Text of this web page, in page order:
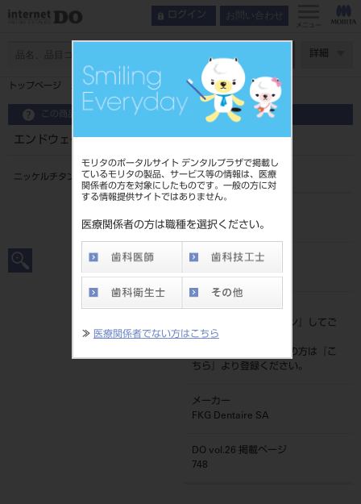
モリタのポータルサイト デンタルプラザで掲載し
ているモリタの製品、サービス等の情報は、医療
関係者の方を対象にしたものです。一般の方に対
する情報提供サイトではありません。
医療関係者の方は職種を選択ください。
≫ 医療関係者でない方はこちら
ログイン お問い合わせ
メニュー
詳細
トップページ エンドウェーブ 02テーパー 25㎜ #40
この商品に関するお問い合わせ
エンドウェーブ 02テーパー 25㎜ #40
ニッケルチタン製ファイルCA用
20638004040
JAN/EANコード
標準価格
ログイン
』してご
覧ください。
ネット会員登録がまだの方は『
こ
ちら
』より登録ください。
メーカー
FKG Dentaire SA
DO vol.26 掲載ページ
748